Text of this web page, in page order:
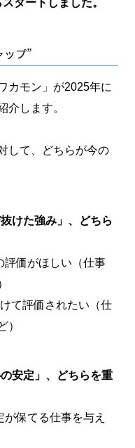
プ”
カモン」が2025年に
介します。
して、どちらが今の
けた強み」、どちら
評価がほしい（仕事
て評価されたい（仕
）
安定」、どちらを重
保てる仕事を与え